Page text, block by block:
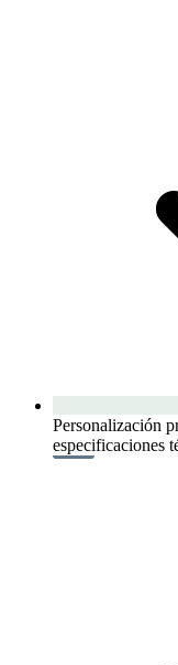
Personalización
especificaciones